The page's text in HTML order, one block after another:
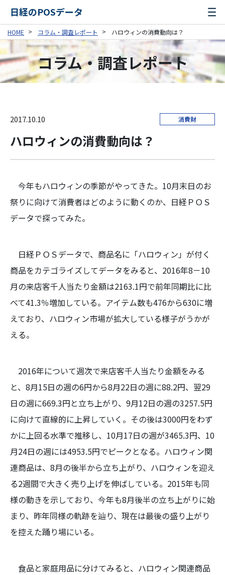
日経のPOSデータ
HOME コラム・調査レポート ハロウィンの消費動向は？
コラム・調査レポート
2017.10.10 消費財
ハロウィンの消費動向は？
今年もハロウィンの季節がやってきた。10月末日のお
祭りに向けて消費者はどのように動くのか、日経ＰＯＳ
データで探ってみた。
日経ＰＯＳデータで、商品名に「ハロウィン」が付く
商品をカテゴライズしてデータをみると、2016年8－10
月の来店客千人当たり金額は2163.1円で前年同期比に比
べて41.3％増加している。アイテム数も476から630に増
えており、ハロウィン市場が拡大している様子がうかが
える。
2016年について週次で来店客千人当たり金額をみる
と、8月15日の週の6円から8月22日の週に88.2円、翌29
日の週に669.3円と立ち上がり、9月12日の週の3257.5円
に向けて直線的に上昇していく。その後は3000円をわず
かに上回る水準で推移し、10月17日の週が3465.3円、10
月24日の週には4953.5円でピークとなる。ハロウィン関
連商品は、8月の後半から立ち上がり、ハロウィンを迎え
る2週間で大きく売り上げを伸ばしている。2015年も同
様の動きを示しており、今年も8月後半の立ち上がりに始
まり、昨年同様の軌跡を辿り、現在は最後の盛り上がり
を控えた踊り場にいる。
食品と家庭用品に分けてみると、ハロウィン関連商品